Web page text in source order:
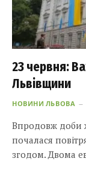
23 червня:
Львівщини
НОВИНИ ЛЬВОВА
Впродовж доби
почалася
згодом. Двома